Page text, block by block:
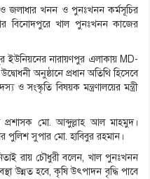
ও জলাধার খনন ও পুনঃখনন কর্মসূচির
বিনোদপুরে খাল পুনঃখনন কাজের
ইউনিয়নের নারায়ণপুর এলাকায় MD-
অনুষ্ঠানে প্রধান অতিথি হিসেবে
সংস্কৃতি বিষয়ক মন্ত্রণালয়ের মন্ত্রী
প্রশাসক মো. আব্দুল্লাহ আল মাহমুদ।
পুলিশ সুপার মো. হাবিবুর রহমান।
রায় চৌধুরী বলেন, খাল পুনঃখনন
উন্নত হবে, কৃষি উৎপাদন বৃদ্ধি পাবে